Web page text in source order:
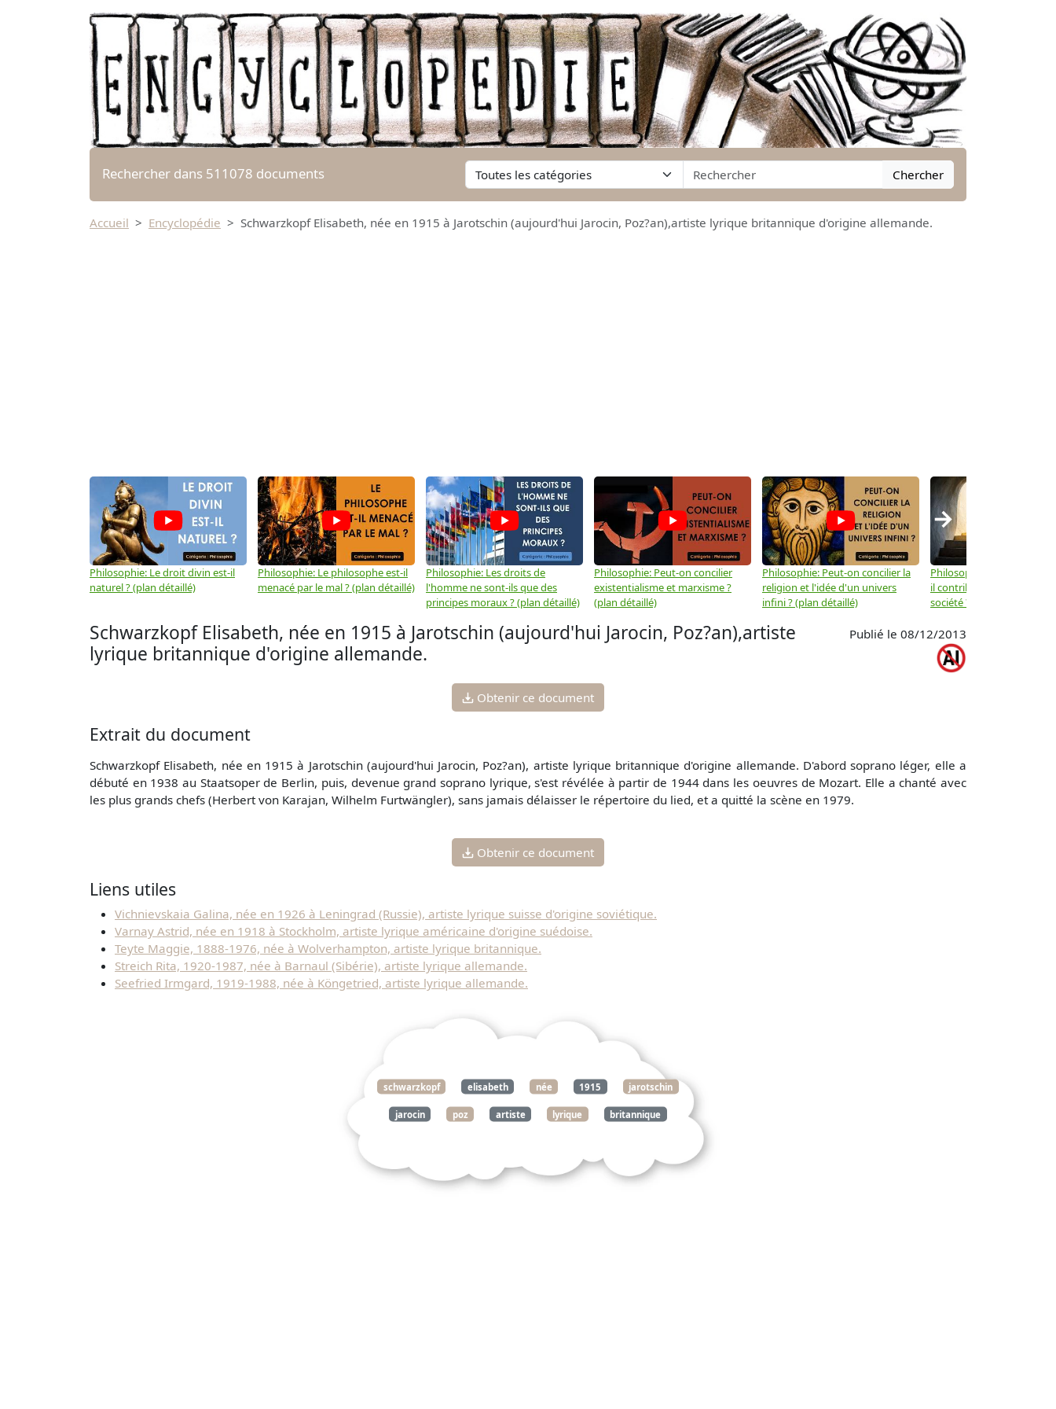
Rechercher dans 511078 documents Chercher
Accueil Encyclopédie Schwarzkopf Elisabeth, née en 1915 à Jarotschin (aujourd'hui Jarocin, Poz?an),artiste lyrique britannique d'origine allemande.
Philosophie: Le droit divin est-il
naturel ? (plan détaillé)
Philosophie: Le philosophe est-il
menacé par le mal ? (plan détaillé)
Philosophie: Les droits de
l'homme ne sont-ils que des
principes moraux ? (plan détaillé)
Philosophie: Peut-on concilier
existentialisme et marxisme ?
(plan détaillé)
Philosophie: Peut-on concilier la
religion et l'idée d'un univers
infini ? (plan détaillé)
Philosophie: Le
il contribuer au progrès de
société ? (plan détaillé)
→
Schwarzkopf Elisabeth, née en 1915 à Jarotschin (aujourd'hui Jarocin, Poz?an),artiste
lyrique britannique d'origine allemande.
Publié le 08/12/2013
Obtenir ce document
Extrait du document
Schwarzkopf Elisabeth, née en 1915 à Jarotschin (aujourd'hui Jarocin, Poz?an), artiste lyrique britannique d'origine allemande. D'abord soprano léger, elle a
débuté en 1938 au Staatsoper de Berlin, puis, devenue grand soprano lyrique, s'est révélée à partir de 1944 dans les oeuvres de Mozart. Elle a chanté avec
les plus grands chefs (Herbert von Karajan, Wilhelm Furtwängler), sans jamais délaisser le répertoire du lied, et a quitté la scène en 1979.
Obtenir ce document
Liens utiles
Vichnievskaia Galina, née en 1926 à Leningrad (Russie), artiste lyrique suisse d'origine soviétique.
Varnay Astrid, née en 1918 à Stockholm, artiste lyrique américaine d'origine suédoise.
Teyte Maggie, 1888-1976, née à Wolverhampton, artiste lyrique britannique.
Streich Rita, 1920-1987, née à Barnaul (Sibérie), artiste lyrique allemande.
Seefried Irmgard, 1919-1988, née à Köngetried, artiste lyrique allemande.
schwarzkopf elisabeth née 1915 jarotschin
jarocin poz artiste lyrique britannique